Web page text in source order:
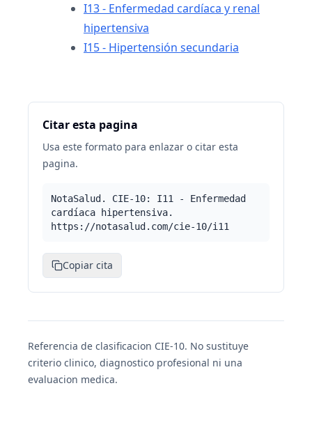
I13 - Enfermedad cardíaca y renal
hipertensiva
I15 - Hipertensión secundaria
Citar esta pagina
Usa este formato para enlazar o citar esta
pagina.
NotaSalud. CIE-10: I11 - Enfermedad
cardíaca hipertensiva.
https://notasalud.com/cie-10/i11
Copiar cita
Referencia de clasificacion CIE-10. No sustituye
criterio clinico, diagnostico profesional ni una
evaluacion medica.